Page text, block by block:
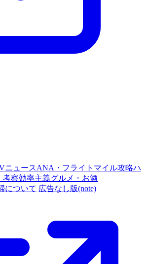
ニュースANA・フライトマイル攻略ハ
考察効率主義グルメ・お酒
について 広告なし版(note)